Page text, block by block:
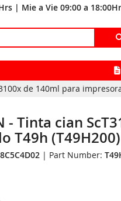
| Mie a Vie 09:00 a
de 140ml para
- Tinta cian
T49h (T49H200)
| Part Number: